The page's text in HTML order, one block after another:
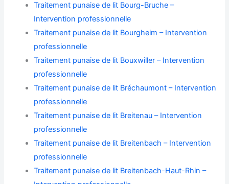
Traitement punaise de lit Bourg-Bruche –
Intervention professionnelle
Traitement punaise de lit Bourgheim – Intervention
professionnelle
Traitement punaise de lit Bouxwiller – Intervention
professionnelle
Traitement punaise de lit Bréchaumont – Intervention
professionnelle
Traitement punaise de lit Breitenau – Intervention
professionnelle
Traitement punaise de lit Breitenbach – Intervention
professionnelle
Traitement punaise de lit Breitenbach-Haut-Rhin –